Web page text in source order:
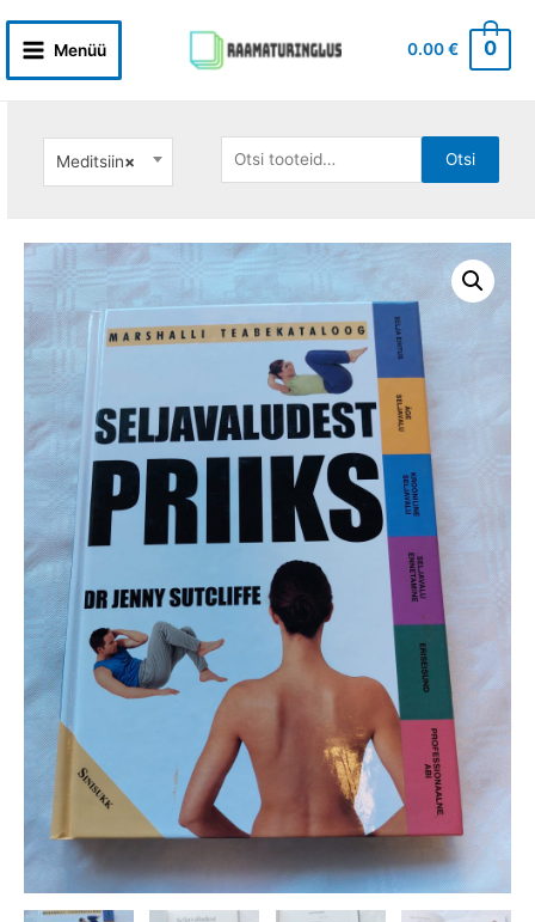
content
Main
Menüü 0.00€ 0
×
Meditsiin
Otsi: Otsi